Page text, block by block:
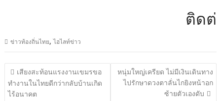
ติดต่อโ
ข่าวท้องถิ่นไทย,ไฮไลท์ข่าว
แนะแนว
เรื่อง
เสียงสะท้อนแรงงานเขมรขอ
ทำงานในไทยดีกว่ากลับบ้านเกิด
ไร้อนาคต
หนุ่มใหญ่เครียด ไม่มีเงินเดินทาง
ไปรักษาดวงตาลั่นไกยิงหน้าอก
ซ้ายตัวเองดับ